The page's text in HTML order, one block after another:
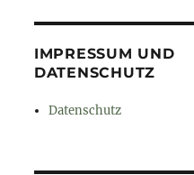
IMPRESSUM UND
DATENSCHUTZ
Datenschutz